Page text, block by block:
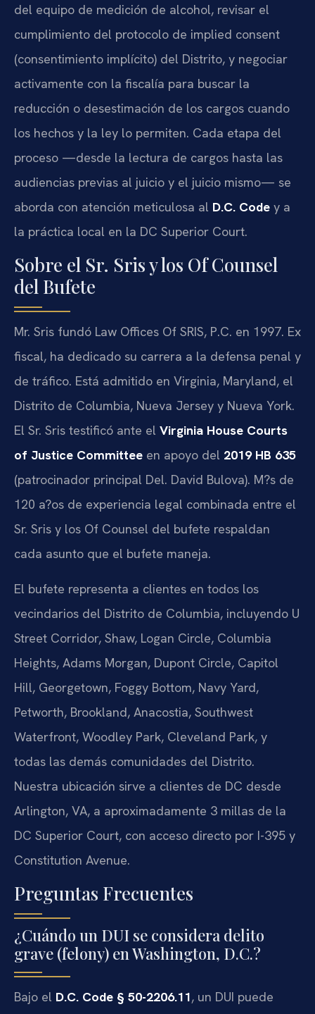
del equipo de medición de alcohol, revisar el
cumplimiento del protocolo de implied consent
(consentimiento implícito) del Distrito, y negociar
activamente con la fiscalía para buscar la
reducción o desestimación de los cargos cuando
los hechos y la ley lo permiten. Cada etapa del
proceso —desde la lectura de cargos hasta las
audiencias previas al juicio y el juicio mismo— se
aborda con atención meticulosa al D.C. Code y a
la práctica local en la DC Superior Court.
Sobre el Sr. Sris y los Of Counsel
del Bufete
Mr. Sris fundó Law Offices Of SRIS, P.C. en 1997. Ex
fiscal, ha dedicado su carrera a la defensa penal y
de tráfico. Está admitido en Virginia, Maryland, el
Distrito de Columbia, Nueva Jersey y Nueva York.
El Sr. Sris testificó ante el Virginia House Courts
of Justice Committee en apoyo del 2019 HB 635
(patrocinador principal Del. David Bulova). M?s de
120 a?os de experiencia legal combinada entre el
Sr. Sris y los Of Counsel del bufete respaldan
cada asunto que el bufete maneja.
El bufete representa a clientes en todos los
vecindarios del Distrito de Columbia, incluyendo U
Street Corridor, Shaw, Logan Circle, Columbia
Heights, Adams Morgan, Dupont Circle, Capitol
Hill, Georgetown, Foggy Bottom, Navy Yard,
Petworth, Brookland, Anacostia, Southwest
Waterfront, Woodley Park, Cleveland Park, y
todas las demás comunidades del Distrito.
Nuestra ubicación sirve a clientes de DC desde
Arlington, VA, a aproximadamente 3 millas de la
DC Superior Court, con acceso directo por I-395 y
Constitution Avenue.
Preguntas Frecuentes
¿Cuándo un DUI se considera delito
grave (felony) en Washington, D.C.?
Bajo el D.C. Code § 50-2206.11, un DUI puede